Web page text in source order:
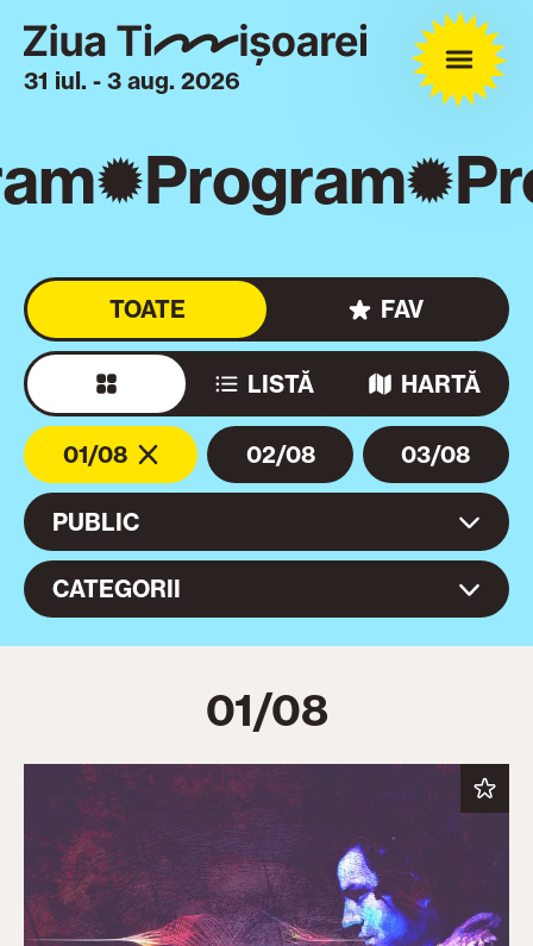
31 iul. - 3 aug. 2026
Program
CATEGORII
PUBLIC
01/08 02/08 03/08
LISTĂ HARTĂ
TOATE FAV
01/08